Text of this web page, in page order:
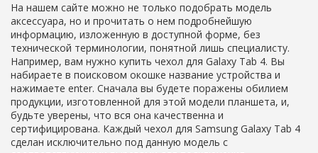
На нашем сайте можно не только подобрать модель
аксессуара, но и прочитать о нем подробнейшую
информацию, изложенную в доступной форме, без
технической терминологии, понятной лишь специалисту.
Например, вам нужно купить чехол для Galaxy Tab 4. Вы
набираете в поисковом окошке название устройства и
нажимаете enter. Сначала вы будете поражены обилием
продукции, изготовленной для этой модели планшета, и,
будьте уверены, что вся она качественна и
сертифицирована. Каждый чехол для Samsung Galaxy Tab 4
сделан исключительно под данную модель с